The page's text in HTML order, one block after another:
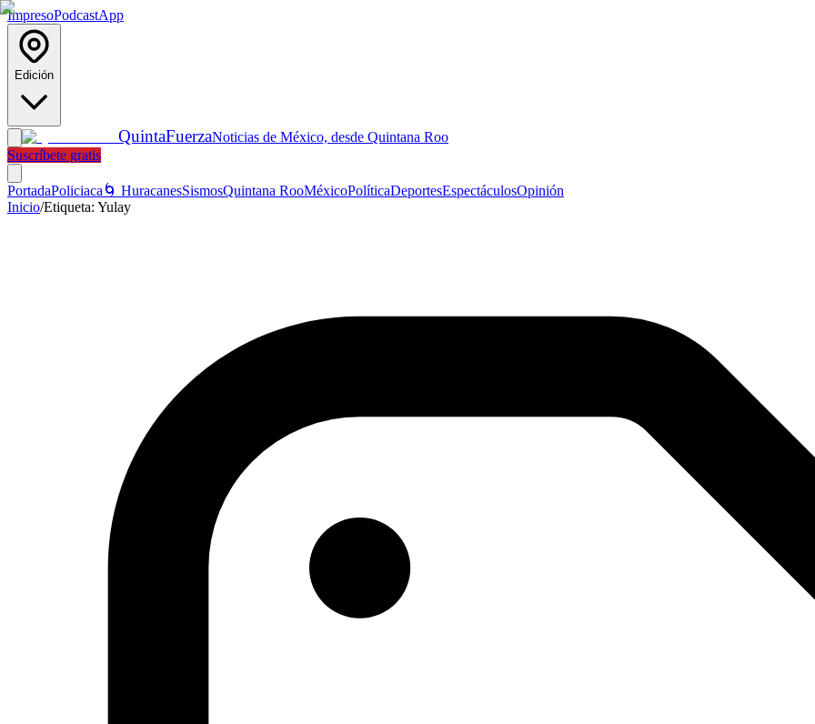
ImpresoPodcastApp
Edición
QuintaFuerzaNoticias de México, desde Quintana Roo
Suscríbete gratis
PortadaPoliciaca 🌀 HuracanesSismosQuintana RooMéxicoPolíticaDeportesEspectáculosOpinión
Inicio/Etiqueta: Yulay